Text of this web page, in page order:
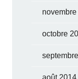
octobre
août 2014